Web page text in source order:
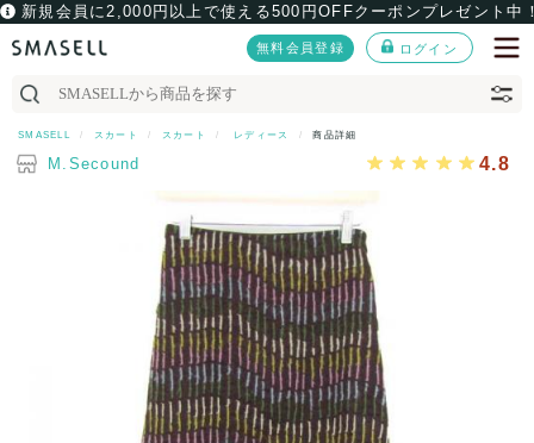
新規会員に2,000円以上で使える500円OFFクーポンプレゼント中
無料会員登録 ログイン
SMASELL スカート スカート レディース 商品詳細
M.Secound 4.8